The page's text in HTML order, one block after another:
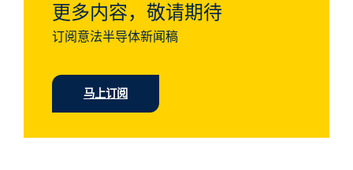
更多内容，敬请期待
订阅意法半导体新闻稿
马上订阅